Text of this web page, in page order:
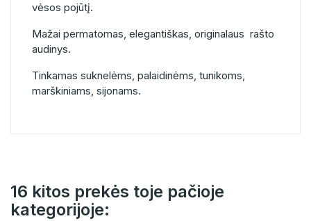
vėsos pojūtį.
Mažai permatomas, elegantiškas, originalaus rašto
audinys.
Tinkamas suknelėms, palaidinėms, tunikoms,
marškiniams, sijonams.
16 kitos prekės toje pačioje
kategorijoje: